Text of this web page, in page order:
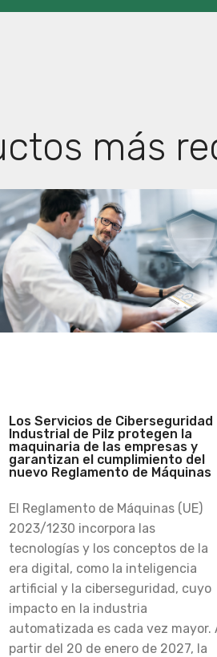
más
Los Servicios de Ciberseguridad
Industrial de Pilz protegen la
maquinaria de las empresas y
garantizan el cumplimiento del
nuevo Reglamento de Máquinas
El Reglamento de Máquinas (UE)
2023/1230 incorpora las
tecnologías y los conceptos de la
era digital, como la inteligencia
artificial y la ciberseguridad, cuyo
impacto en la industria
automatizada es cada vez mayor.
partir del 20 de enero de 2027, la